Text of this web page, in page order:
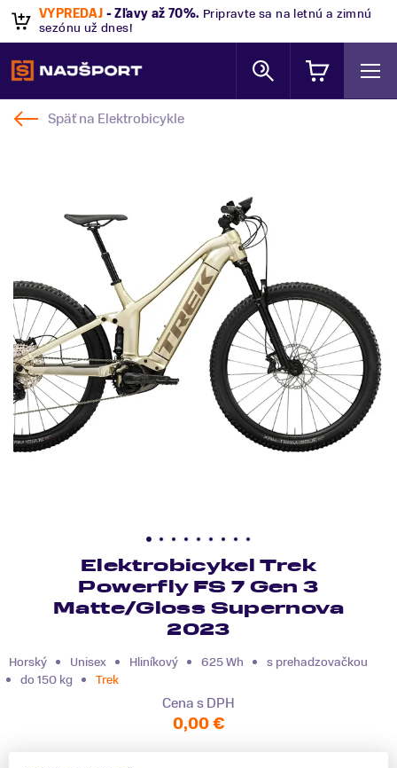
VÝPREDAJ - Zľavy až 70%. Pripravte sa na letnú a zimnú
sezónu už dnes!
Späť na Elektrobicykle
Elektrobicykel Trek
Powerfly FS 7 Gen 3
Matte/Gloss Supernova
2023
Horský Unisex Hliníkový 625 Wh
s prehadzovačkou
do 150 kg
Trek
Cena s DPH
0,00 €